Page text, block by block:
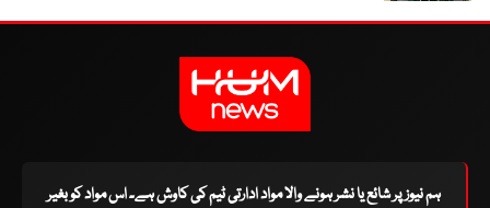
ہم نیوز پر شائع یا نشر ہونے والا مواد ادارتی ٹیم کی کاوش ہے۔ اس مواد کو بغیر